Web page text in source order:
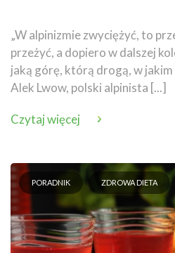
„W alpinizmie zwyciężyć, to
przeżyć, a dopiero w dalszej
jaką górę, którą drogą, w jakim
Alek Lwow, polski alpinista [...]
Czytaj więcej
PORADNIK ZDROWA DIETA